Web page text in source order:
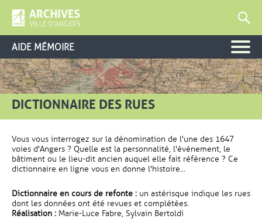
AIDE MÉMOIRE
DICTIONNAIRE DES RUES
Vous vous interrogez sur la dénomination de l'une des 1647
voies d'Angers ? Quelle est la personnalité, l'événement, le
bâtiment ou le lieu-dit ancien auquel elle fait référence ? Ce
dictionnaire en ligne vous en donne l'histoire...
Dictionnaire en cours de refonte : un astérisque indique les rues
dont les données ont été revues et complétées.
Réalisation : Marie-Luce Fabre, Sylvain Bertoldi